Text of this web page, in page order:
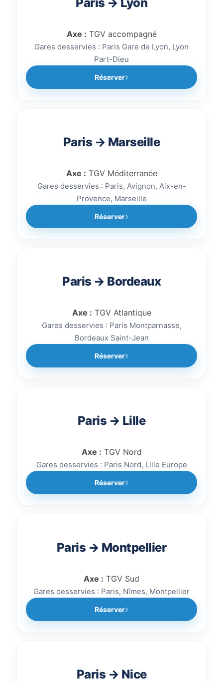
Axe : TGV accompagné
Gares desservies : Paris Gare de Lyon, Lyon
Part-Dieu
Réserver
Paris → Marseille
Axe : TGV Méditerranée
Gares desservies : Paris, Avignon, Aix-en-
Provence, Marseille
Réserver
Paris → Bordeaux
Axe : TGV Atlantique
Gares desservies : Paris Montparnasse,
Bordeaux Saint-Jean
Réserver
Paris → Lille
Axe : TGV Nord
Gares desservies : Paris Nord, Lille Europe
Réserver
Paris → Montpellier
Axe : TGV Sud
Gares desservies : Paris, Nîmes, Montpellier
Réserver
Paris → Nice